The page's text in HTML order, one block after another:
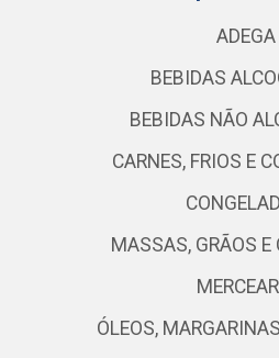
ADEGA
BEBIDAS
BEBIDAS NÃO
CARNES, FRIOS E
MASSAS, GRÃOS E
ÓLEOS,